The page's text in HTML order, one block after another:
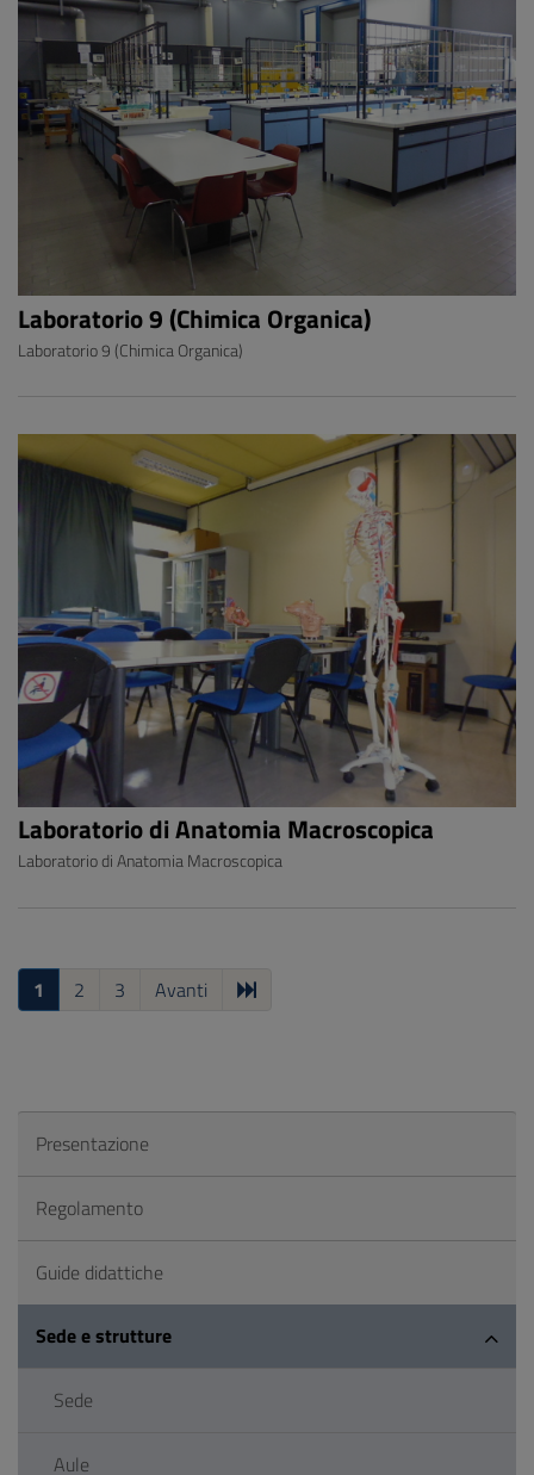
Laboratorio 9 (Chimica Organica)
Laboratorio 9 (Chimica Organica)
Laboratorio di Anatomia Macroscopica
Laboratorio di Anatomia Macroscopica
1 2 3 Avanti
Presentazione
Regolamento
Guide didattiche
Sede e strutture
Sede
Aule